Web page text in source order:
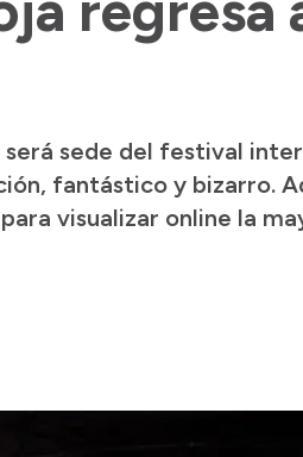
será sede del festival
fantástico y bizarro.
visualizar online la